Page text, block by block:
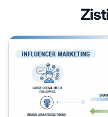
Influencer marketing